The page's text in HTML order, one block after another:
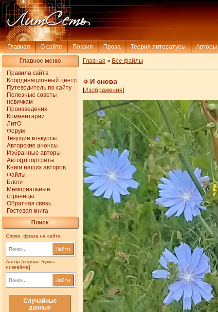
Главная О сайте Поэзия Проза Теория литературы Авторы
Главное меню
Правила сайта
Координационный центр
Путеводитель по сайту
Полезные советы
новичкам
Произведения
Комментарии
ЛитО
Форум
Текущие конкурсы
Авторские анонсы
Избранные авторы
Авто(р)портреты
Книги наших авторов
Файлы
Блоги
Мемориальные
страницы
Обратная связь
Гостевая книга
Поиск
Слово, фраза на сайте
Найти
Автор [первые буквы
никнейма]
Найти
Случайные
данные
Главная » Все файлы
И снова
[Изображения]